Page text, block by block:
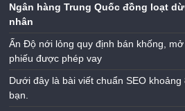
Ngân hàng Trung Quốc đồng loạt
nhân
Ấn Độ nới lỏng quy định bán khống,
phiếu được phép vay
Dưới đây là bài viết chuẩn SEO
bạn.